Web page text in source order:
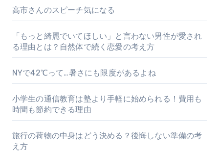
高市さんのスピーチ気になる
「もっと綺麗でいてほしい」と言わない男性が愛され
る理由とは？自然体で続く恋愛の考え方
NYで42℃って…暑さにも限度があるよね
小学生の通信教育は塾より手軽に始められる！費用も
時間も節約できる理由
旅行の荷物の中身はどう決める？後悔しない準備の考
え方